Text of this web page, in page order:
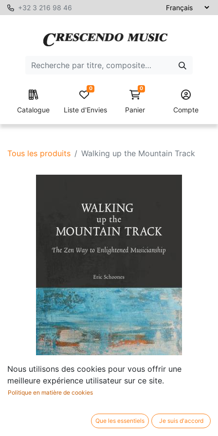
+32 3 216 98 46
Catalogue Liste d'Envies
0 0
Panier Compte
Tous les produits Walking up the Mountain Track
Walking up the Mountain
Nous utilisons des cookies pour vous offrir une
meilleure expérience utilisateur sur ce site.
Politique en matière de cookies
Que les essentiels Je suis d'accord